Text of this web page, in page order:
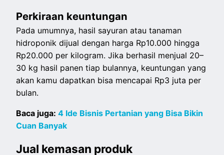
Perkiraan keuntungan
Pada umumnya, hasil sayuran atau tanaman
hidroponik dijual dengan harga Rp10.000 hingga
Rp20.000 per kilogram. Jika berhasil menjual 20–
30 kg hasil panen tiap bulannya, keuntungan yang
akan kamu dapatkan bisa mencapai Rp3 juta per
bulan.
Baca juga:4 Ide Bisnis Pertanian yang Bisa Bikin
Cuan Banyak
Jual kemasan produk